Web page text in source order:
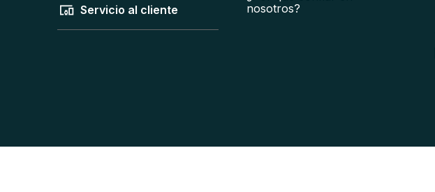
Servicio al cliente
nosotros?